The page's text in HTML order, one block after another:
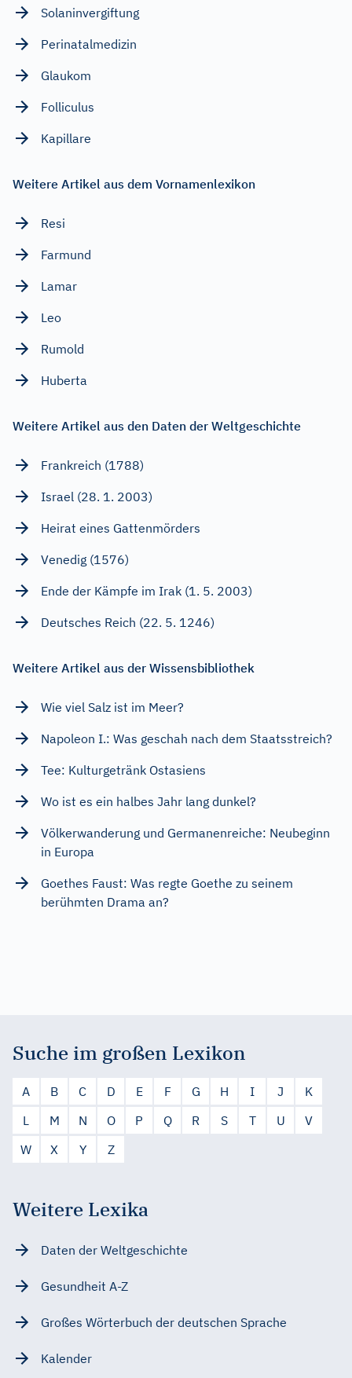
Solaninvergiftung
Perinatalmedizin
Glaukom
Folliculus
Kapillare
Weitere Artikel aus dem Vornamenlexikon
Resi
Farmund
Lamar
Leo
Rumold
Huberta
Weitere Artikel aus den Daten der Weltgeschichte
Frankreich (1788)
Israel (28. 1. 2003)
Heirat eines Gattenmörders
Venedig (1576)
Ende der Kämpfe im Irak (1. 5. 2003)
Deutsches Reich (22. 5. 1246)
Weitere Artikel aus der Wissensbibliothek
Wie viel Salz ist im Meer?
Napoleon I.: Was geschah nach dem Staatsstreich?
Tee: Kulturgetränk Ostasiens
Wo ist es ein halbes Jahr lang dunkel?
Völkerwanderung und Germanenreiche: Neubeginn
in Europa
Goethes Faust: Was regte Goethe zu seinem
berühmten Drama an?
Suche im großen Lexikon
A B C D E F G H I J
K
L
M N O P Q R S T U
V
W
X Y Z
Weitere Lexika
Daten der Weltgeschichte
Gesundheit A-Z
Großes Wörterbuch der deutschen Sprache
Kalender